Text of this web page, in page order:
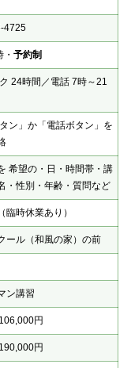
4725
予約制
24時間／電話 7時～21
タン」か「電話ボタン」を
希望の・日・時間帯・講
・性別・年齢・質問など
臨時休業あり）
ール（和風の家）の前
ン講習
円
円